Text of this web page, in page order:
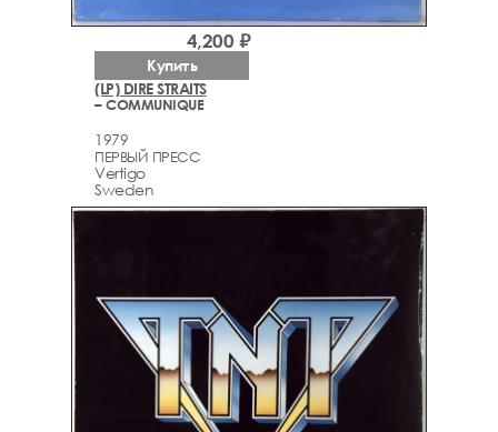
(LP) DIRE STRAITS
– COMMUNIQUE
1979
ПЕРВЫЙ ПРЕСС
Vertigo
Sweden
4,200 ₽
Купить